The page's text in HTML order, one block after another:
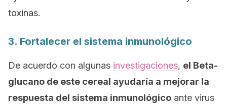
toxinas.
3. Fortalecer el sistema inmunológico
De acuerdo con algunas investigaciones, el Beta-
glucano de este cereal ayudaría a mejorar la
respuesta del sistema inmunológico ante virus